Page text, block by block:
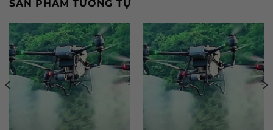
SẢN PHẨM TƯƠNG TỰ